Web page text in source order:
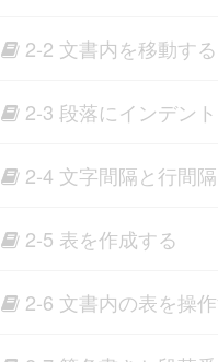
2-2 文書内を移動す
2-3 段落にインデン
2-4 文字間隔と行間
2-5 表を作成する
2-6 文書内の表を操